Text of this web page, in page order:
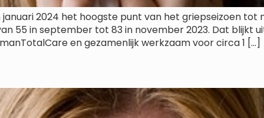
2024 het hoogste punt van het griepseizoen tot
55 in september tot 83 in november 2023. Dat blijkt
en gezamenlijk werkzaam voor circa 1 […]